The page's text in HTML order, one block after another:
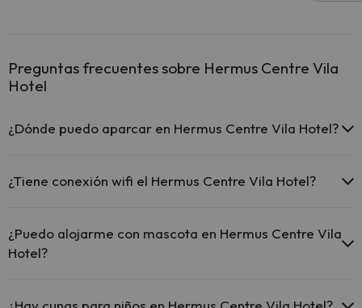
Preguntas frecuentes sobre Hermus Centre Vila
Hotel
¿Dónde puedo aparcar en Hermus Centre Vila Hotel?
de aparcamiento (bajo disponibilidad):
alojamiento. Pueden ser de pago.
¿Tiene conexión wifi el Hermus Centre Vila Hotel?
¿Puedo alojarme con mascota en Hermus Centre Vila
Hotel?